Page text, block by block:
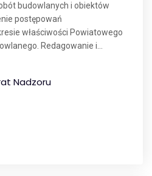
budowlanych i obiektów
postępowań
właściwości Powiatowego
Redagowanie i...
Nadzoru